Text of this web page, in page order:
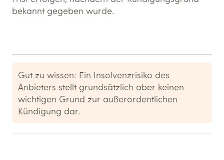
bekannt gegeben wurde.
Gut zu wissen: Ein Insolvenzrisiko des
Anbieters stellt grundsätzlich aber keinen
wichtigen Grund zur außerordentlichen
Kündigung dar.